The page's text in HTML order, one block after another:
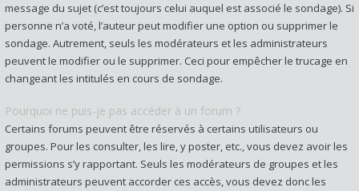
message du sujet (c’est toujours celui auquel est associé le sondage). Si
personne n’a voté, l’auteur peut modifier une option ou supprimer le
sondage. Autrement, seuls les modérateurs et les administrateurs
peuvent le modifier ou le supprimer. Ceci pour empêcher le trucage en
changeant les intitulés en cours de sondage.
Pourquoi ne puis-je pas accéder à un forum ?
Certains forums peuvent être réservés à certains utilisateurs ou
groupes. Pour les consulter, les lire, y poster, etc., vous devez avoir les
permissions s’y rapportant. Seuls les modérateurs de groupes et les
administrateurs peuvent accorder ces accès, vous devez donc les